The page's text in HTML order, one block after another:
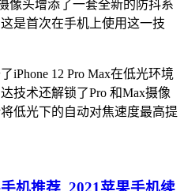
像头增添了一套全新的防抖系
是首次在手机上使用这一技
iPhone 12 Pro Max在低光环境
技术还解锁了Pro 和Max摄像
低光下的自动对焦速度最高提